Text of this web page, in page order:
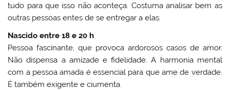
tudo para que isso não aconteça. Costuma analisar bem as
outras pessoas entes de se entregar a elas.
Nascido entre 18 e 20 h
Pessoa fascinante, que provoca ardorosos casos de amor.
Não dispensa a amizade e fidelidade. A harmonia mental
com a pessoa amada é essencial para que ame de verdade.
É também exigente e ciumenta.